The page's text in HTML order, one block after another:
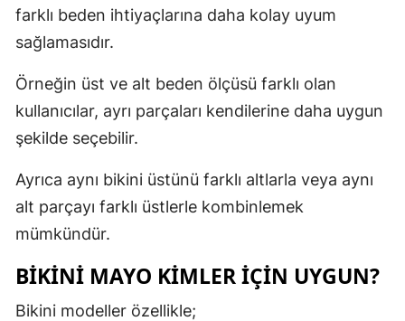
farklı beden ihtiyaçlarına daha kolay uyum
sağlamasıdır.
Örneğin üst ve alt beden ölçüsü farklı olan
kullanıcılar, ayrı parçaları kendilerine daha uygun
şekilde seçebilir.
Ayrıca aynı bikini üstünü farklı altlarla veya aynı
alt parçayı farklı üstlerle kombinlemek
mümkündür.
BIKINI MAYO KIMLER İÇIN UYGUN?
Bikini modeller özellikle;